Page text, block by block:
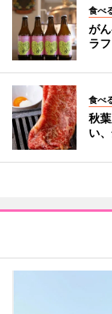
食べ
が
ラ
食べ
秋
い